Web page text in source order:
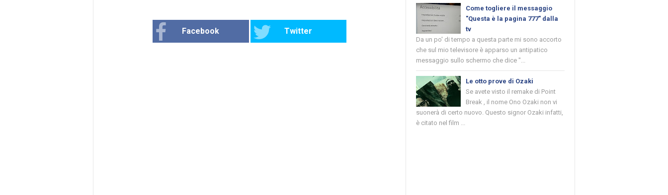
Facebook Twitter
Come togliere il messaggio
"Questa è la pagina 777" dalla
tv
Da un po' di tempo a questa parte mi sono accorto
che sul mio televisore è apparso un antipatico
messaggio sullo schermo che dice "...
Le otto prove di Ozaki
Se avete visto il remake di Point
Break , il nome Ono Ozaki non vi
suonerà di certo nuovo. Questo signor Ozaki infatti,
è citato nel film ...